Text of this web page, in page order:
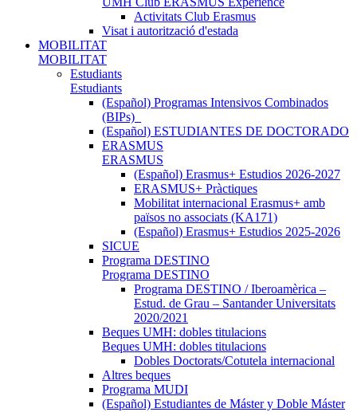
Activitats Club Erasmus
Visat i autorització d'estada
MOBILITAT
MOBILITAT
Estudiants
Estudiants
(Español) Programas Intensivos Combinados
(BIPs)_
(Español) ESTUDIANTES DE DOCTORADO
ERASMUS
ERASMUS
(Español) Erasmus+ Estudios 2026-2027
ERASMUS+ Pràctiques
Mobilitat internacional Erasmus+ amb
països no associats (KA171)
(Español) Erasmus+ Estudios 2025-2026
SICUE
Programa DESTINO
Programa DESTINO
Programa DESTINO / Iberoamèrica –
Estud. de Grau – Santander Universitats
2020/2021
Beques UMH: dobles titulacions
Beques UMH: dobles titulacions
Dobles Doctorats/Cotutela internacional
Altres beques
Programa MUDI
(Español) Estudiantes de Máster y Doble Máster